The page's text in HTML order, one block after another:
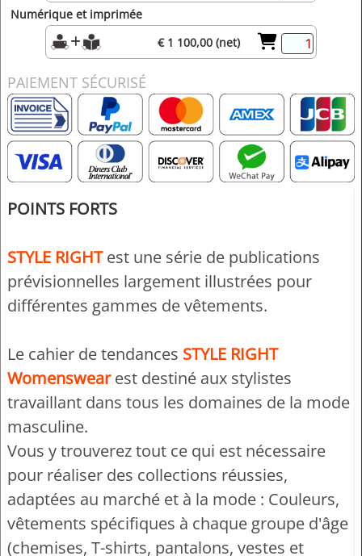
Numérique et imprimée
€ 1 100,00 (net)
PAIEMENT SÉCURISÉ
POINTS FORTS
STYLE RIGHTest une série de publications
prévisionnelles largement illustrées pour
différentes gammes de vêtements.
Le cahier de tendances STYLE RIGHT
Womenswearest destiné aux stylistes
travaillant dans tous les domaines de la mode
masculine.
Vous y trouverez tout ce qui est nécessaire
pour réaliser des collections réussies,
adaptées au marché et à la mode : Couleurs,
vêtements spécifiques à chaque groupe d'âge
(chemises, T-shirts, pantalons, vestes et